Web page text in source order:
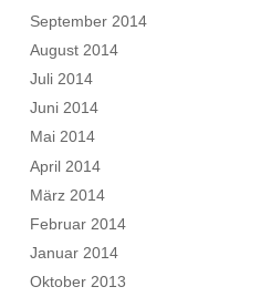
September 2014
August 2014
Juli 2014
Juni 2014
Mai 2014
April 2014
März 2014
Februar 2014
Januar 2014
Oktober 2013